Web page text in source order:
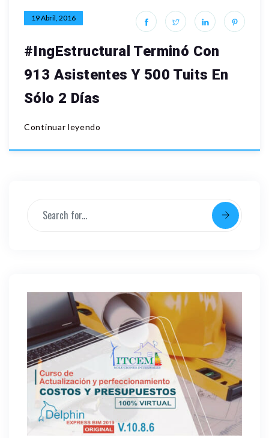
19 Abril, 2016
#IngEstructural Terminó Con
913 Asistentes Y 500 Tuits En
Sólo 2 Días
Continuar leyendo